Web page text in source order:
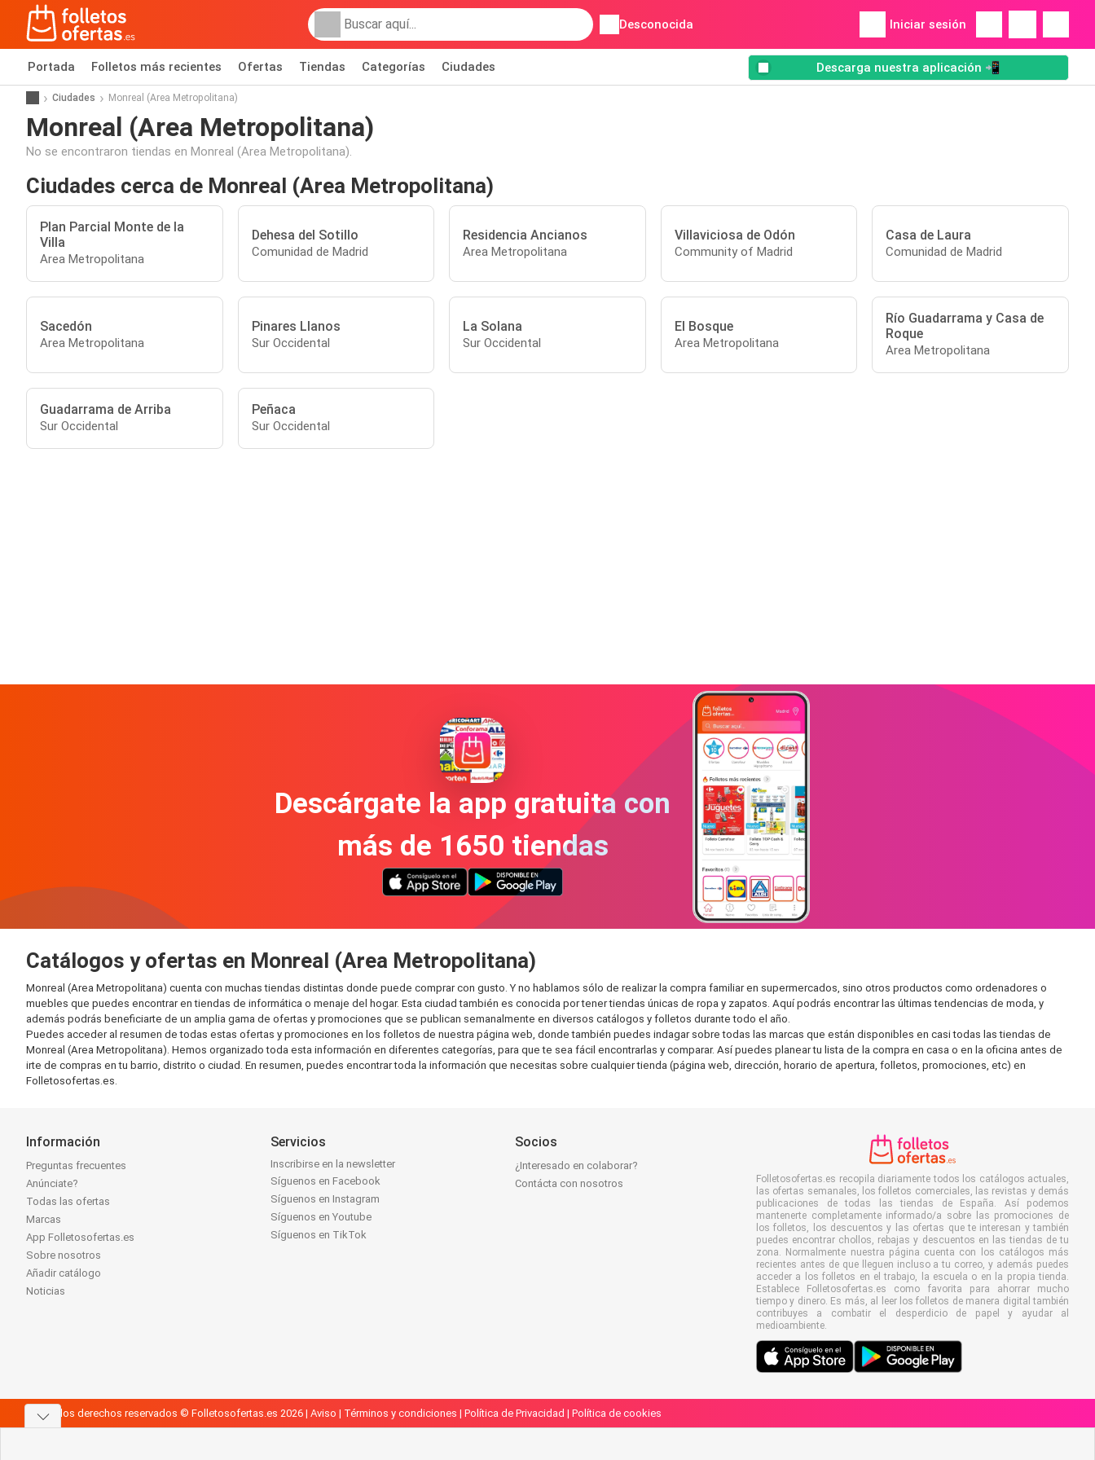
Desconocida Iniciar sesión
Portada Folletos más recientes Ofertas Tiendas Categorías Ciudades Descarga nuestra aplicación 📲
Ciudades Monreal (Area Metropolitana)
Monreal (Area Metropolitana)
No se encontraron tiendas en Monreal (Area Metropolitana).
Ciudades cerca de Monreal (Area Metropolitana)
Plan Parcial Monte de la
Villa
Area Metropolitana
Dehesa del Sotillo
Comunidad de Madrid
Residencia Ancianos
Area Metropolitana
Villaviciosa de Odón
Community of Madrid
Casa de Laura
Comunidad de Madrid
Sacedón
Area Metropolitana
Pinares Llanos
Sur Occidental
La Solana
Sur Occidental
El Bosque
Area Metropolitana
Río Guadarrama y Casa de
Roque
Area Metropolitana
Guadarrama de Arriba
Sur Occidental
Peñaca
Sur Occidental
Descárgate la app gratuita con
más de 1650 tiendas
Catálogos y ofertas en Monreal (Area Metropolitana)
Monreal (Area Metropolitana) cuenta con muchas tiendas distintas donde puede comprar con gusto. Y no hablamos sólo de realizar la compra familiar en supermercados, sino otros productos como ordenadores o
muebles que puedes encontrar en tiendas de informática o menaje del hogar. Esta ciudad también es conocida por tener tiendas únicas de ropa y zapatos. Aquí podrás encontrar las últimas tendencias de moda, y
además podrás beneficiarte de un amplia gama de ofertas y promociones que se publican semanalmente en diversos catálogos y folletos durante todo el año.
Puedes acceder al resumen de todas estas ofertas y promociones en los folletos de nuestra página web, donde también puedes indagar sobre todas las marcas que están disponibles en casi todas las tiendas de
Monreal (Area Metropolitana). Hemos organizado toda esta información en diferentes categorías, para que te sea fácil encontrarlas y comparar. Así puedes planear tu lista de la compra en casa o en la oficina antes de
irte de compras en tu barrio, distrito o ciudad. En resumen, puedes encontrar toda la información que necesitas sobre cualquier tienda (página web, dirección, horario de apertura, folletos, promociones, etc) en
Folletosofertas.es.
Información
Preguntas frecuentes
Anúnciate?
Todas las ofertas
Marcas
App Folletosofertas.es
Sobre nosotros
Añadir catálogo
Noticias
Servicios
Inscribirse en la newsletter
Síguenos en Facebook
Síguenos en Instagram
Síguenos en Youtube
Síguenos en TikTok
Socios
¿Interesado en colaborar?
Contácta con nosotros
Folletosofertas.es recopila diariamente todos los catálogos actuales,
las ofertas semanales, los folletos comerciales, las revistas y demás
publicaciones de todas las tiendas de España. Así podemos
mantenerte completamente informado/a sobre las promociones de
los folletos, los descuentos y las ofertas que te interesan y también
puedes encontrar chollos, rebajas y descuentos en las tiendas de tu
zona. Normalmente nuestra página cuenta con los catálogos más
recientes antes de que lleguen incluso a tu correo, y además puedes
acceder a los folletos en el trabajo, la escuela o en la propia tienda.
Establece Folletosofertas.es como favorita para ahorrar mucho
tiempo y dinero. Es más, al leer los folletos de manera digital también
contribuyes a combatir el desperdicio de papel y ayudar al
medioambiente.
Todos los derechos reservados © Folletosofertas.es 2026 | Aviso | Términos y condiciones | Política de Privacidad | Política de cookies